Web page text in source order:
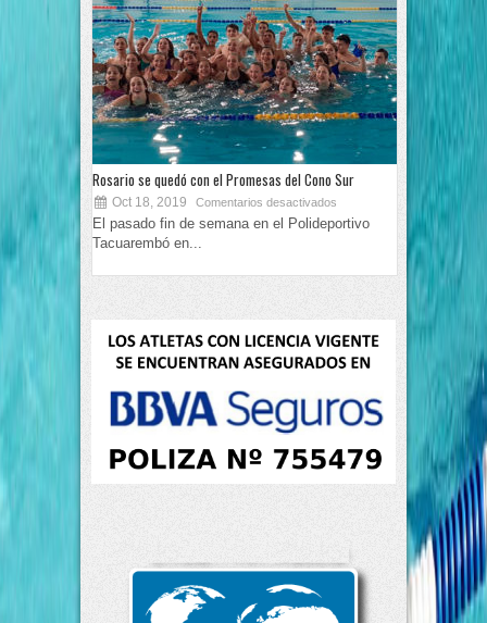
Rosario se quedó con el Promesas del Cono Sur
Oct 18, 2019 Comentarios desactivados
El pasado fin de semana en el Polideportivo
Tacuarembó en...